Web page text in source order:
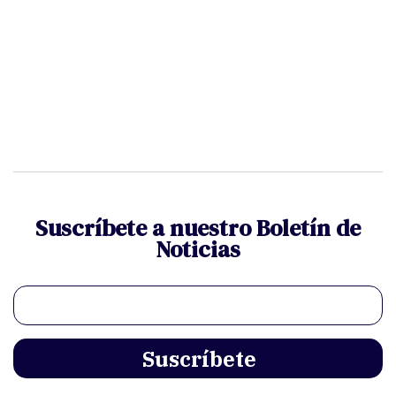
Suscríbete a nuestro Boletín de
Noticias